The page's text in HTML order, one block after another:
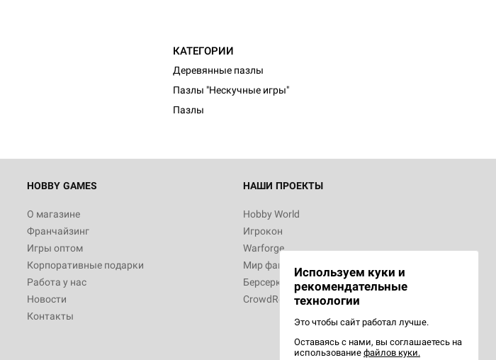
КАТЕГОРИИ
Деревянные пазлы
Пазлы "Нескучные игры"
Пазлы
HOBBY GAMES
О магазине
Франчайзинг
Игры оптом
Корпоративные подарки
Работа у нас
Новости
Контакты
НАШИ ПРОЕКТЫ
Hobby World
Игрокон
Warforge
Мир фантастики
Берсерк
CrowdRepublic
Используем куки и
рекомендательные
технологии
Это чтобы сайт работал лучше.
Оставаясь с нами, вы соглашаетесь на
использование файлов куки.